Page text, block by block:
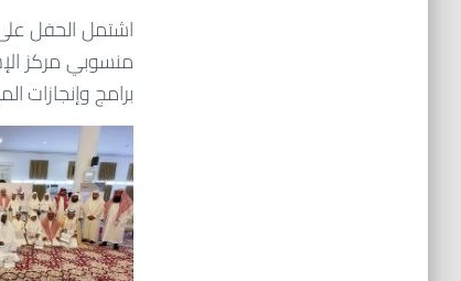
اشتمل الحفل
منسوبي مركز
برامج وإنجازات